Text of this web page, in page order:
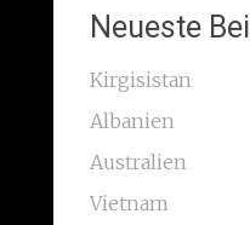
Neueste
Kirgisistan
Albanien
Australien
Vietnam